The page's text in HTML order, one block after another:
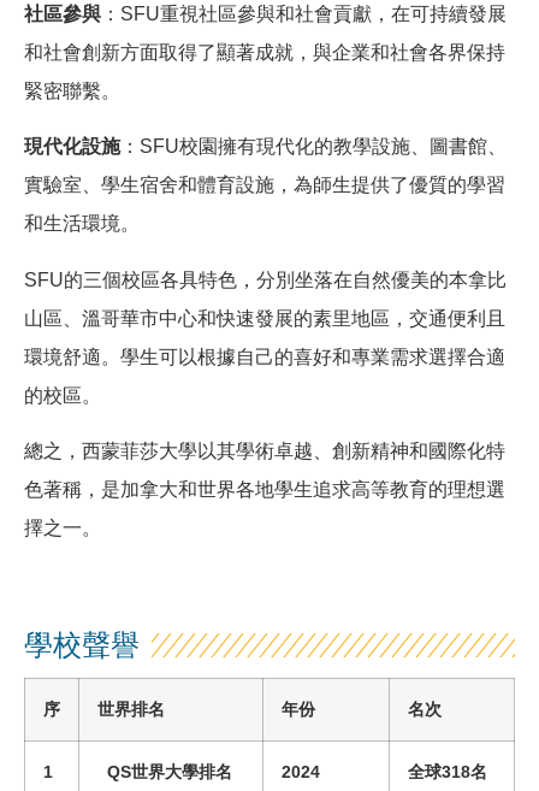
社區參與 ：SFU重視社區參與和社會貢獻，在可持續發展
和社會創新方面取得了顯著成就，與企業和社會各界保持
緊密聯繫。
現代化設施：SFU校園擁有現代化的教學設施、圖書館、
實驗室、學生宿舍和體育設施，為師生提供了優質的學習
和生活環境。
SFU的三個校區各具特色，分別坐落在自然優美的本拿比
山區、溫哥華市中心和快速發展的素里地區，交通便利且
環境舒適。學生可以根據自己的喜好和專業需求選擇合適
的校區。
總之，西蒙菲莎大學以其學術卓越、創新精神和國際化特
色著稱，是加拿大和世界各地學生追求高等教育的理想選
擇之一。
學校聲譽
序 世界排名 年份 名次
1 QS世界大學排名 2024 全球318名